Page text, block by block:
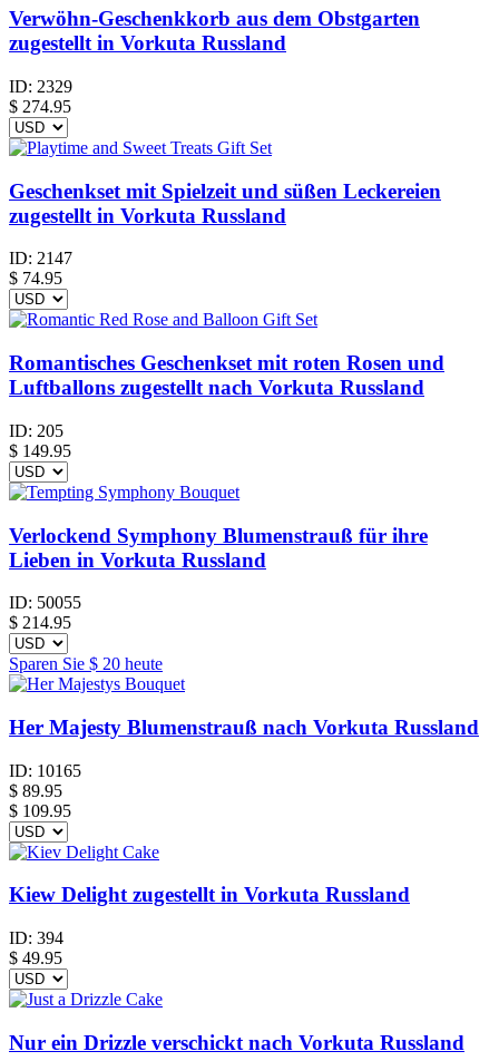
Verwöhn-Geschenkkorb aus dem Obstgarten
zugestellt in Vorkuta Russland
ID: 2329
$ 274.95
Geschenkset mit Spielzeit und süßen Leckereien
zugestellt in Vorkuta Russland
ID: 2147
$ 74.95
Romantisches Geschenkset mit roten Rosen und
Luftballons zugestellt nach Vorkuta Russland
ID: 205
$ 149.95
Verlockend Symphony Blumenstrauß für ihre
Lieben in Vorkuta Russland
ID: 50055
$ 214.95
Sparen Sie $ 20 heute
Her Majesty Blumenstrauß nach Vorkuta Russland
ID: 10165
$ 89.95
$ 109.95
Kiew Delight zugestellt in Vorkuta Russland
ID: 394
$ 49.95
Nur ein Drizzle verschickt nach Vorkuta Russland